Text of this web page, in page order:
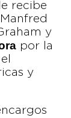
recibe
y
por la
y